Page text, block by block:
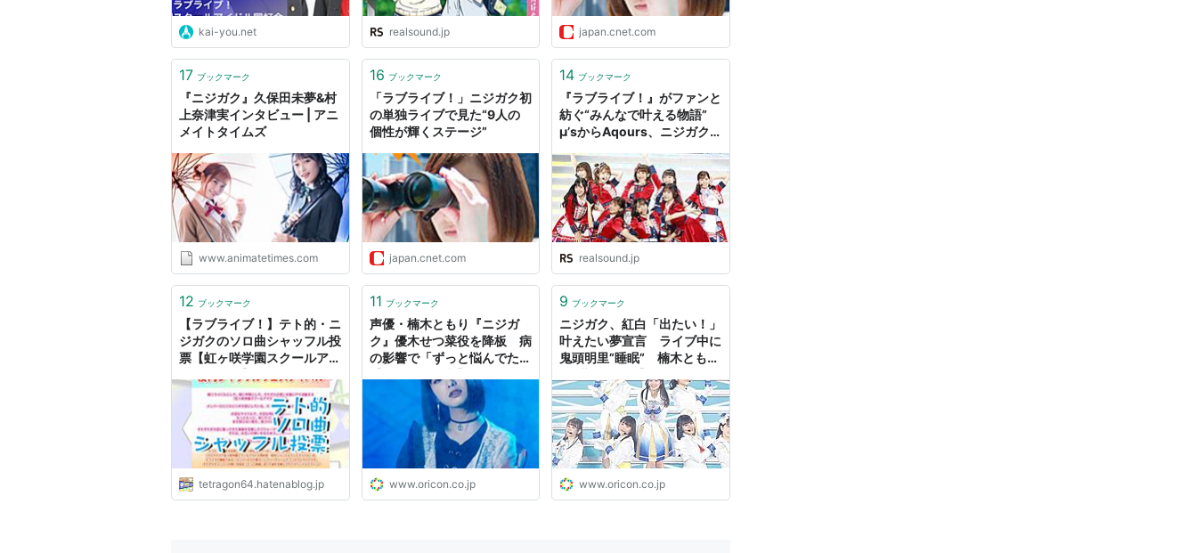
kai-you.net realsound.jp japan.cnet.com
17 ブックマーク
『ニジガク』久保田未夢&村
上奈津実インタビュー | アニ
メイトタイムズ
www.animatetimes.com
16 ブックマーク
「ラブライブ！」ニジガク初
の単独ライブで見た“9人の
個性が輝くステージ”
japan.cnet.com
14 ブックマーク
『ラブライブ！』がファンと
紡ぐ“みんなで叶える物語”
μ’sからAqours、ニジガク
イドルの輝き
realsound.jp
12 ブックマーク
【ラブライブ！】テト的・ニ
ジガクのソロ曲シャッフル投
票【虹ヶ咲学園スクールアイ
っきちょう
tetragon64.hatenablog.jp
11 ブックマーク
声優・楠木ともり『ニジガ
ク』優木せつ菜役を降板 病
の影響で「ずっと悩んでた」
www.oricon.co.jp
9 ブックマーク
ニジガク、紅白「出たい！」
叶えたい夢宣言 ライブ中に
鬼頭明里”睡眠” 楠木とも
あり】
www.oricon.co.jp